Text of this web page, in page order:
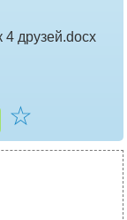
4 друзей.docx
☆